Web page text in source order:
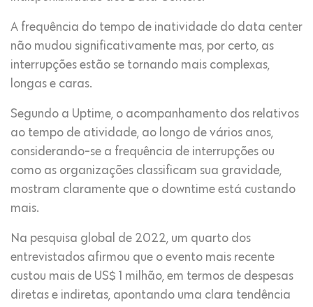
A frequência do tempo de inatividade do data center
não mudou significativamente mas, por certo, as
interrupções estão se tornando mais complexas,
longas e caras.
Segundo a Uptime, o acompanhamento dos relativos
ao tempo de atividade, ao longo de vários anos,
considerando-se a frequência de interrupções ou
como as organizações classificam sua gravidade,
mostram claramente que o downtime está custando
mais.
Na pesquisa global de 2022, um quarto dos
entrevistados afirmou que o evento mais recente
custou mais de US$ 1 milhão, em termos de despesas
diretas e indiretas, apontando uma clara tendência